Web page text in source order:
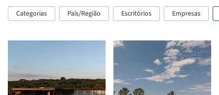
Categorias País/Região Escritórios Empresas